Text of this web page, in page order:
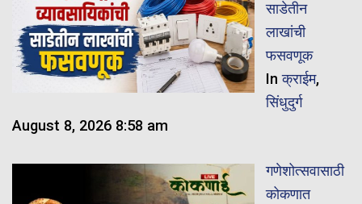
साडेतीन
लाखांची
फसवणूक
Inक्राईम,
सिंधुदुर्ग
August 8, 2026 8:58 am
गणेशोत्सवासाठी
कोकणात